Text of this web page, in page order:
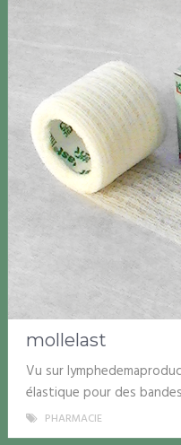
mollelast
Vu sur
élastique pour des
PHARMACIE